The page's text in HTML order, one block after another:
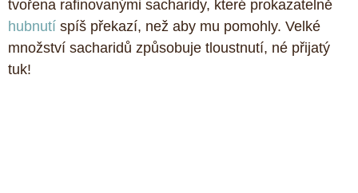
hubnutí spíš překazí, než aby mu pomohly. Velké
množství sacharidů způsobuje tloustnutí, né přijatý
tuk!